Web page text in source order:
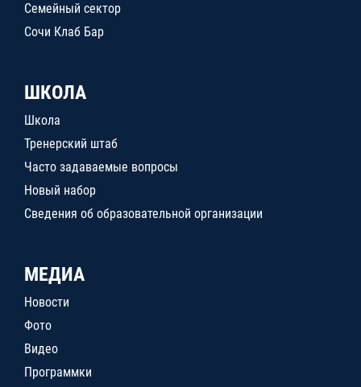
Семейный сектор
Сочи Клаб Бар
ШКОЛА
Школа
Тренерский штаб
Часто задаваемые вопросы
Новый набор
Сведения об образовательной организации
МЕДИА
Новости
Фото
Видео
Программки